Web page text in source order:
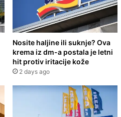
Nosite haljine ili suknje? Ova
krema iz dm-a postala je letni
hit protiv iritacije kože
2 days ago